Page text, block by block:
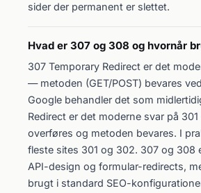
sider der permanent er slettet.
Hvad er 307 og 308 og hvornår
307 Temporary Redirect er det
— metoden (GET/POST) bevares
Google behandler det som
Redirect er det moderne svar på
overføres og metoden bevares. I
fleste sites 301 og 302. 307 og 308
API-design og formular-redirects,
brugt i standard SEO-